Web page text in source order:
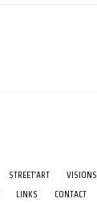
STREET’ART VISIONS
LINKS CONTACT